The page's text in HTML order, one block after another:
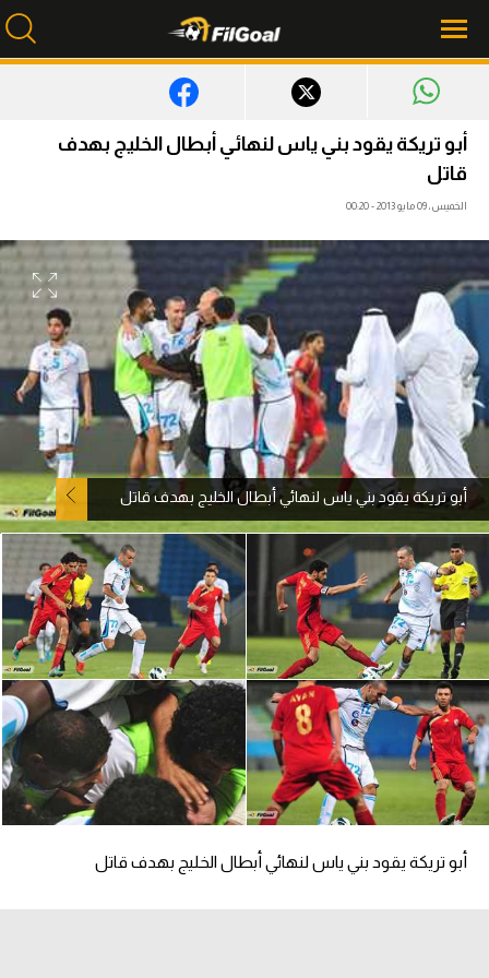
محتوى إخباري
الرئيسية
أخبار
ميركاتو
فانتازي في الجول
مسابقة التوقعات
فيديوهات
عدسات
آراء حرة
ركن الألعاب
بطولات
أمريكا 2026
الدوري المصري
الدوري الإنجليزي الممتاز
الدوري الإسباني
الدوري الإيطالي
أبو تريكة يقود بني ياس لنهائي أبطال الخليج بهدف
قاتل
الخميس، 09 مايو 2013 - 00:20
أبو تريكة يقود بني ياس لنهائي أبطال الخليج بهدف قاتل
أبو تريكة يقود بني ياس لنهائي أبطال الخليج بهدف قاتل